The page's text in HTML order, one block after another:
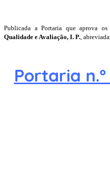
Publicada a Portaria que aprova os
Qualidade e Avaliação, I. P.,
Portaria